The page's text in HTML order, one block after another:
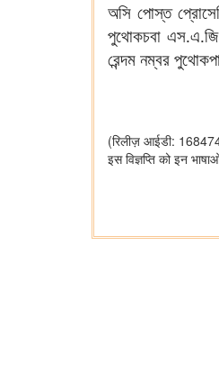
অসি পোস্ত
পুথোকচবা
রেন্দম নম্বর
(रिलीज़ आईडी:
इस विज्ञप्ति को इन